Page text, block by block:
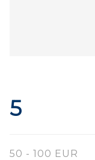
5
50 - 100 EUR